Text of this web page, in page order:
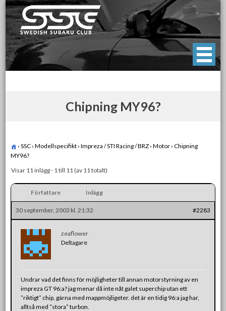
Skip
to
content
Swedish Subaru Club
För oss som älskar Subaru!
Chipning MY96?
› SSC › Modellspecifikt › Impreza / STI Racing / BRZ › Motor › Chipning
MY96?
Visar 11 inlägg - 1 till 11 (av 11 totalt)
Författare Inlägg
30 september, 2003 kl. 21:32 #2283
zeaflower
Deltagare
Undrar vad det finns för möjligheter till annan motorstyrning av en
impreza GT 96:a? jag menar då inte nåt galet superchip utan ett
”riktigt” chip, gärna med mappmöjligeter. det är en tidig 96:a jag har,
alltså med ”stora” turbon.